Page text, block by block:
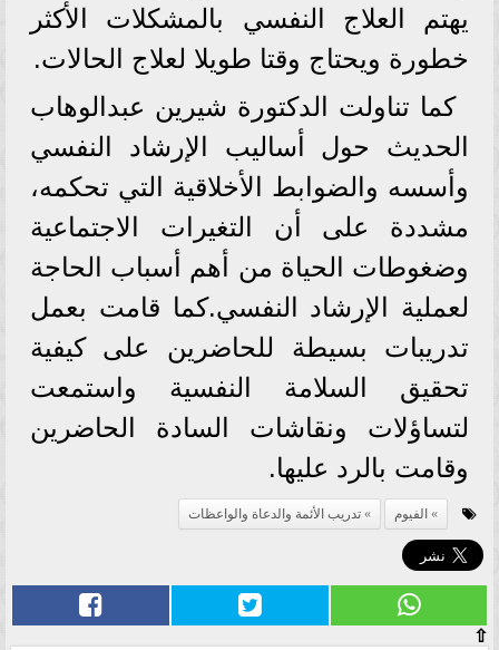
يهتم العلاج النفسي بالمشكلات الأكثر
خطورة ويحتاج وقتا طويلا لعلاج الحالات.
كما تناولت الدكتورة شيرين عبدالوهاب
الحديث حول أساليب الإرشاد النفسي
وأسسه والضوابط الأخلاقية التي تحكمه،
مشددة على أن التغيرات الاجتماعية
وضغوطات الحياة من أهم أسباب الحاجة
لعملية الإرشاد النفسي.كما قامت بعمل
تدريبات بسيطة للحاضرين على كيفية
تحقيق السلامة النفسية واستمعت
لتساؤلات ونقاشات السادة الحاضرين
وقامت بالرد عليها.
الفيوم تدريب الأئمة والدعاة والواعظات
⇧